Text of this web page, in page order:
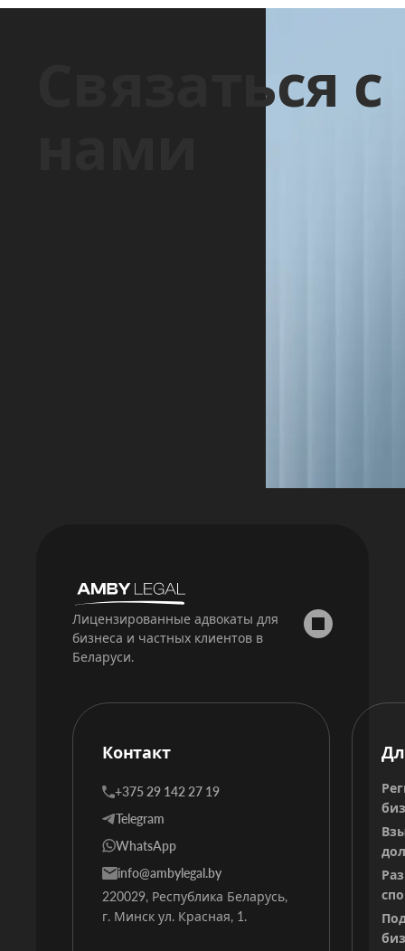
Связаться с
Лицензированные адвокаты для
бизнеса и частных клиентов в
Беларуси.
Контакт
+375 29 142 27 19
Telegram
WhatsApp
info@ambylegal.by
220029, Республика Беларусь,
г. Минск ул. Красная, 1.